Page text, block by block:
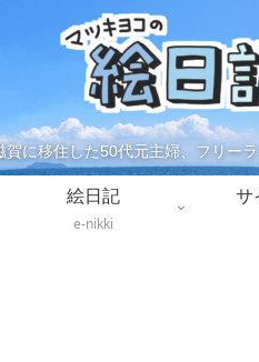
賀に移住した50代元主婦、フリー
絵日記
e-nikki
サ